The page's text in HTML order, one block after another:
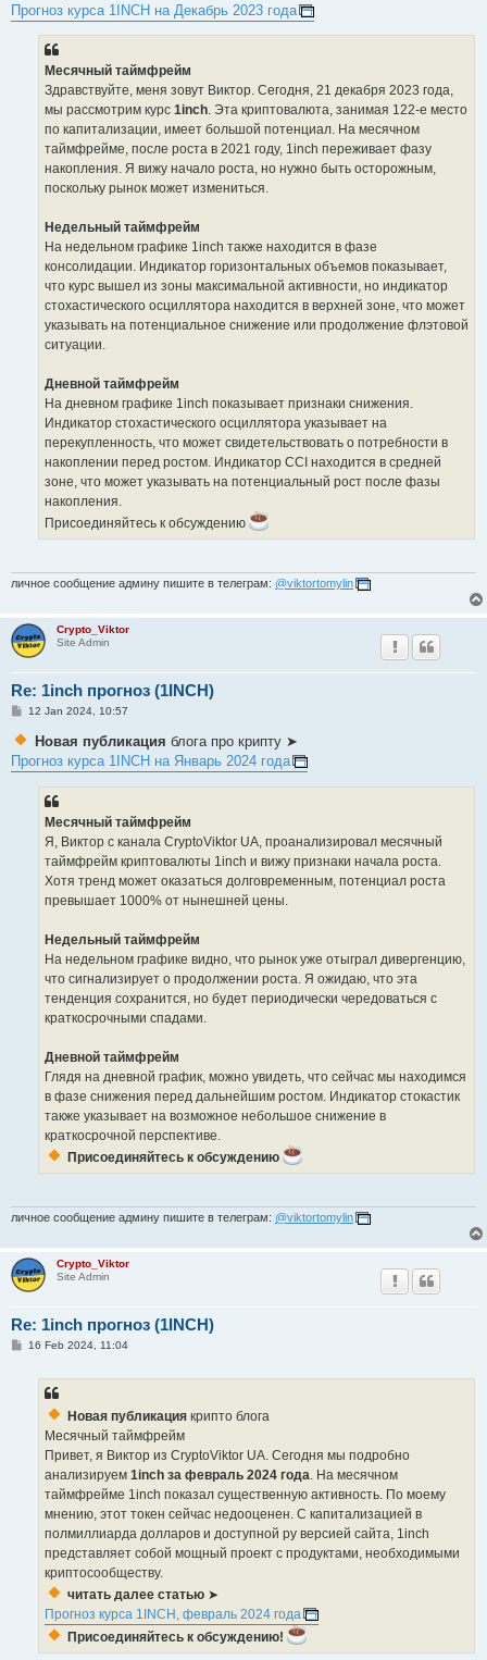
Прогноз курса 1INCH на Декабрь 2023 года
Месячный таймфрейм
Здравствуйте, меня зовут Виктор. Сегодня, 21 декабря 2023 года,
мы рассмотрим курс 1inch. Эта криптовалюта, занимая 122-е место
по капитализации, имеет большой потенциал. На месячном
таймфрейме, после роста в 2021 году, 1inch переживает фазу
накопления. Я вижу начало роста, но нужно быть осторожным,
поскольку рынок может измениться.
Недельный таймфрейм
На недельном графике 1inch также находится в фазе
консолидации. Индикатор горизонтальных объемов показывает,
что курс вышел из зоны максимальной активности, но индикатор
стохастического осциллятора находится в верхней зоне, что может
указывать на потенциальное снижение или продолжение флэтовой
ситуации.
Дневной таймфрейм
На дневном графике 1inch показывает признаки снижения.
Индикатор стохастического осциллятора указывает на
перекупленность, что может свидетельствовать о потребности в
накоплении перед ростом. Индикатор CCI находится в средней
зоне, что может указывать на потенциальный рост после фазы
накопления.
Присоединяйтесь к обсуждению
личное сообщение админу пишите в телеграм: @viktortomylin
Crypto_Viktor
Site Admin
Re: 1inch прогноз (1INCH)
P
s
12 Jan 2024, 10:57
Новая публикация блога про крипту ➤
Прогноз курса 1INCH на Январь 2024 года
Месячный таймфрейм
Я, Виктор с канала CryptoViktor UA, проанализировал месячный
таймфрейм криптовалюты 1inch и вижу признаки начала роста.
Хотя тренд может оказаться долговременным, потенциал роста
превышает 1000% от нынешней цены.
Недельный таймфрейм
На недельном графике видно, что рынок уже отыграл дивергенцию,
что сигнализирует о продолжении роста. Я ожидаю, что эта
тенденция сохранится, но будет периодически чередоваться с
краткосрочными спадами.
Дневной таймфрейм
Глядя на дневной график, можно увидеть, что сейчас мы находимся
в фазе снижения перед дальнейшим ростом. Индикатор стокастик
также указывает на возможное небольшое снижение в
краткосрочной перспективе.
Присоединяйтесь к обсуждению
личное сообщение админу пишите в телеграм: @viktortomylin
Crypto_Viktor
Site Admin
Re: 1inch прогноз (1INCH)
P16 Feb 2024, 11:04
Новая публикация крипто блога
Месячный таймфрейм
Привет, я Виктор из CryptoViktor UA. Сегодня мы подробно
анализируем 1inch за февраль 2024 года . На месячном
таймфрейме 1inch показал существенную активность. По моему
мнению, этот токен сейчас недооценен. С капитализацией в
полмиллиарда долларов и доступной ру версией сайта, 1inch
представляет собой мощный проект с продуктами, необходимыми
криптосообществу.
читать далее статью ➤
Прогноз курса 1INCH, февраль 2024 года
Присоединяйтесь к обсуждению!